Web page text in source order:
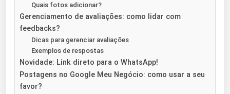
Quais fotos adicionar?
Gerenciamento de avaliações: como lidar com
feedbacks?
Dicas para gerenciar avaliações
Exemplos de respostas
Novidade: Link direto para o WhatsApp!
Postagens no Google Meu Negócio: como usar a seu
favor?